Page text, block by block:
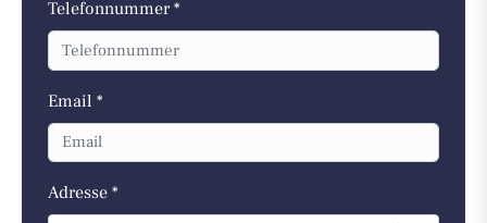
Telefonnummer *
Email *
Adresse *